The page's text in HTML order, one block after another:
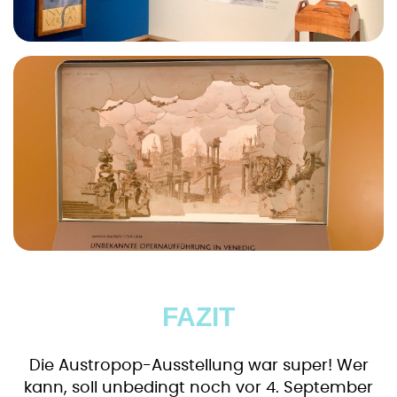
FAZIT
Die Austropop-Ausstellung war super! Wer
kann, soll unbedingt noch vor 4. September